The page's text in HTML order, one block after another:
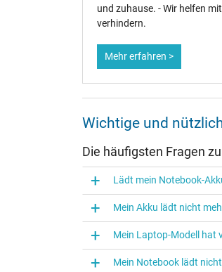
Kategorisierung
Kategorie
und zuhause. - Wir helfen
verhindern.
Mehr erfahren >
Wichtige und
Die häufigsten Fragen
Lädt mein Notebook-
Mein Akku lädt nicht
Mein Laptop-Modell hat
Mein Notebook lädt